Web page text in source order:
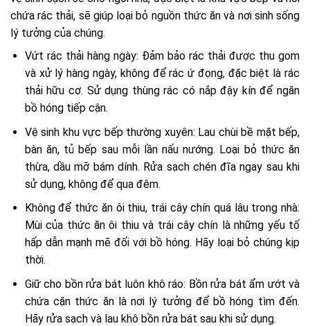
chứa rác thải, sẽ giúp loại bỏ nguồn thức ăn và nơi sinh sống
lý tưởng của chúng.
Vứt rác thải hàng ngày: Đảm bảo rác thải được thu gom
và xử lý hàng ngày, không để rác ứ đọng, đặc biệt là rác
thải hữu cơ. Sử dụng thùng rác có nắp đậy kín để ngăn
bồ hóng tiếp cận.
Vệ sinh khu vực bếp thường xuyên: Lau chùi bề mặt bếp,
bàn ăn, tủ bếp sau mỗi lần nấu nướng. Loại bỏ thức ăn
thừa, dầu mỡ bám dính. Rửa sạch chén đĩa ngay sau khi
sử dụng, không để qua đêm.
Không để thức ăn ôi thiu, trái cây chín quá lâu trong nhà:
Mùi của thức ăn ôi thiu và trái cây chín là những yếu tố
hấp dẫn mạnh mẽ đối với bồ hóng. Hãy loại bỏ chúng kịp
thời.
Giữ cho bồn rửa bát luôn khô ráo: Bồn rửa bát ẩm ướt và
chứa cặn thức ăn là nơi lý tưởng để bồ hóng tìm đến.
Hãy rửa sạch và lau khô bồn rửa bát sau khi sử dụng.